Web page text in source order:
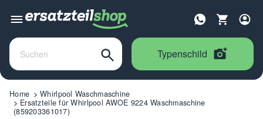
Typenschild
Home
Whirlpool Waschmaschine
Ersatzteile für Whirlpool AWOE 9224 Waschmaschine
(859203361017)